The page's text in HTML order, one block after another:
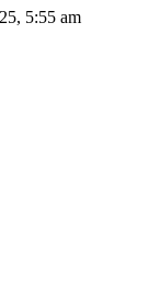
5:55 am